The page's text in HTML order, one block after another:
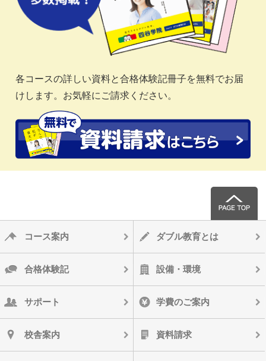
各コースの詳しい資料と合格体験記冊子を無料でお届
けします。お気軽にご請求ください。
コース案内 ダブル教育とは
合格体験記 設備・環境
サポート 学費のご案内
校舎案内 資料請求